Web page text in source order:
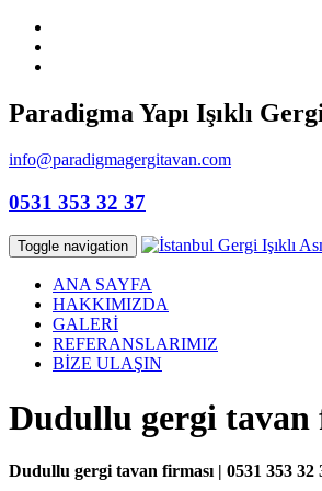
Paradigma Yapı Işıklı
info@paradigmagergitavan.com
0531 353 32 37
Toggle navigation
ANA SAYFA
HAKKIMIZDA
GALERİ
REFERANSLARIMIZ
BİZE ULAŞIN
Dudullu gergi tavan
Dudullu gergi tavan firması | 0531 353 32